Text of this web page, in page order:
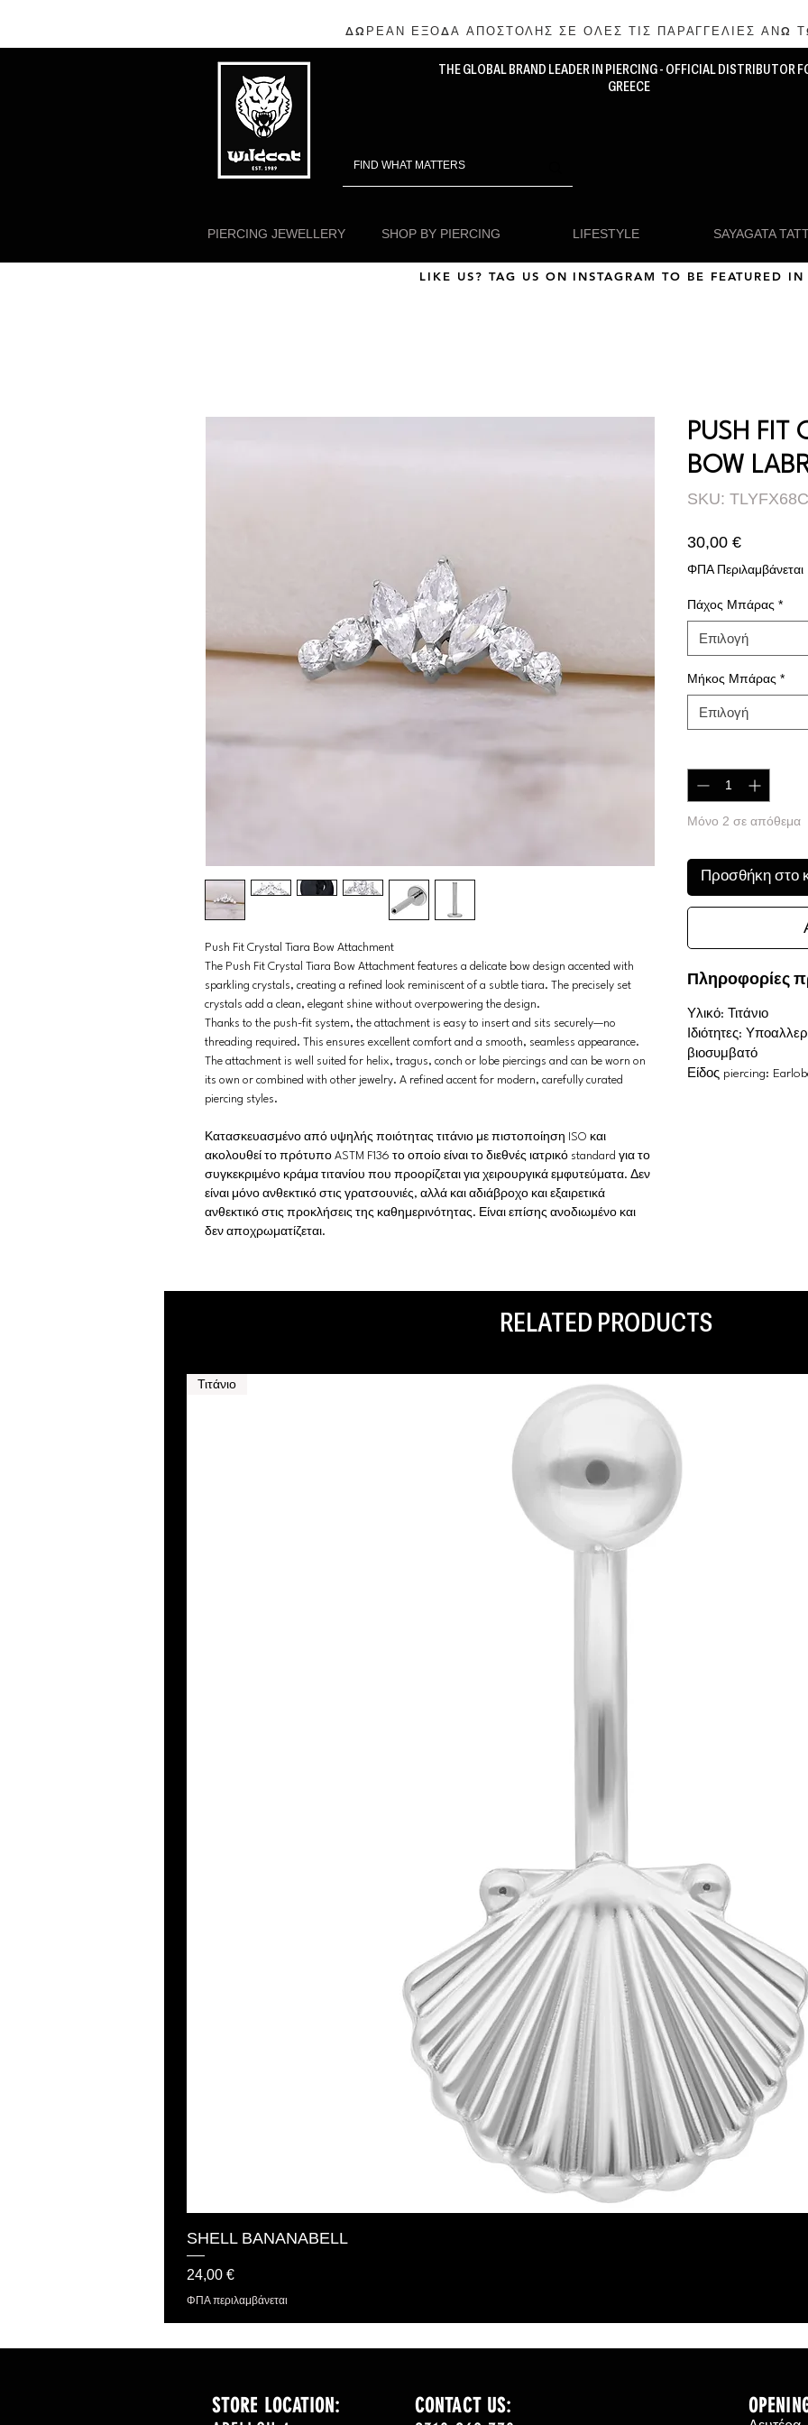
ΔΩΡΕΑΝ ΕΞΟΔΑ ΑΠΟΣΤΟΛΗΣ ΣΕ ΟΛΕΣ ΤΙΣ ΠΑΡΑΓΓΕΛΙΕΣ ΑΝΩ
THE GLOBAL BRAND LEADER IN PIERCING - OFFICIAL DISTRIBUTOR
GREECE
PIERCING JEWELLERY SHOP BY PIERCING LIFESTYLE SAYAGATA
LIKE US? TAG US ON INSTAGRAM TO BE FEATURED IN
Push Fit Crystal Tiara Bow Attachment
The Push Fit Crystal Tiara Bow Attachment features a delicate bow design accented with
sparkling crystals, creating a refined look reminiscent of a subtle tiara. The precisely set
crystals add a clean, elegant shine without overpowering the design.
Thanks to the push-fit system, the attachment is easy to insert and sits securely—no
threading required. This ensures excellent comfort and a smooth, seamless appearance.
The attachment is well suited for helix, tragus, conch or lobe piercings and can be worn on
its own or combined with other jewelry. A refined accent for modern, carefully curated
piercing styles.
Κατασκευασμένο από υψηλής ποιότητας τιτάνιο με πιστοποίηση ISO και
ακολουθεί το πρότυπο ASTM F136 το οποίο είναι το διεθνές ιατρικό standard για το
συγκεκριμένο κράμα τιτανίου που προορίζεται για χειρουργικά εμφυτεύματα. Δεν
είναι μόνο ανθεκτικό στις γρατσουνιές, αλλά και αδιάβροχο και εξαιρετικά
ανθεκτικό στις προκλήσεις της καθημερινότητας. Είναι επίσης ανοδιωμένο και
δεν αποχρωματίζεται.
PUSH FIT
BOW
SKU:
30,00 €Τιμή
ΦΠΑ Περιλαμβάνεται
Πάχος Μπάρας *
Επιλογή
Μήκος Μπάρας *
Επιλογή
Μόνο 2 σε απόθεμα
Προσθήκη στο
Πληροφορίες
Υλικό: Τιτάνιο
Ιδιότητες:
βιοσυμβατό
Είδος piercing:
RELATED PRODUCTS
Τιτάνιο
SHELL BANANABELL
Τιμή
24,00 €
ΦΠΑ περιλαμβάνεται
STORE LOCATION:
CONTACT US: